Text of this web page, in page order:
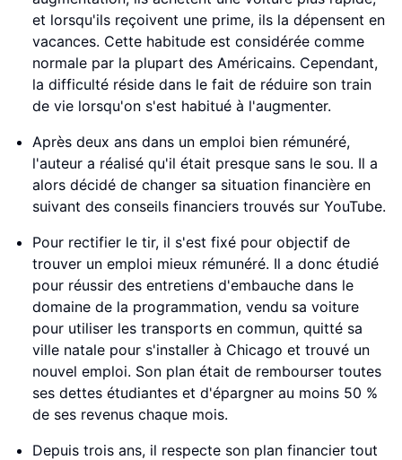
et lorsqu'ils reçoivent une prime, ils la dépensent en
vacances. Cette habitude est considérée comme
normale par la plupart des Américains. Cependant,
la difficulté réside dans le fait de réduire son train
de vie lorsqu'on s'est habitué à l'augmenter.
Après deux ans dans un emploi bien rémunéré,
l'auteur a réalisé qu'il était presque sans le sou. Il a
alors décidé de changer sa situation financière en
suivant des conseils financiers trouvés sur YouTube.
Pour rectifier le tir, il s'est fixé pour objectif de
trouver un emploi mieux rémunéré. Il a donc étudié
pour réussir des entretiens d'embauche dans le
domaine de la programmation, vendu sa voiture
pour utiliser les transports en commun, quitté sa
ville natale pour s'installer à Chicago et trouvé un
nouvel emploi. Son plan était de rembourser toutes
ses dettes étudiantes et d'épargner au moins 50 %
de ses revenus chaque mois.
Depuis trois ans, il respecte son plan financier tout